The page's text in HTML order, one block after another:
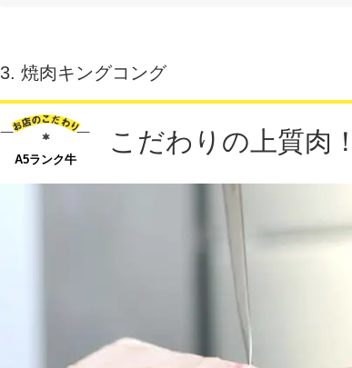
3. 焼肉キングコング
A5ランク牛
こだわりの上質肉！